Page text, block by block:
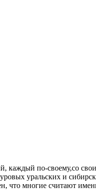
каждый по-своему,со
уральских и
что многие считают